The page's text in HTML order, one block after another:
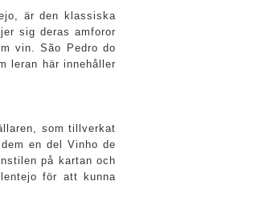
är den klassiska
sig deras amforor
vin. São Pedro do
leran här innehåller
som tillverkat
en del Vinho de
på kartan och
för att kunna